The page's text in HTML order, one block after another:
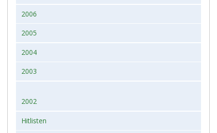
2006
2005
2004
2003
2002
Hitlisten